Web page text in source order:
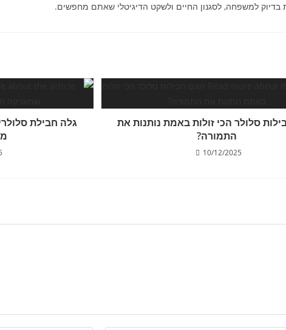
למשפחה, לסגנון החיים ולשקט הדיגיטלי שאתם מחפשים.
גלה חבילת
סלולר הכי זולות באמת נותנות את
התמורה?
10/12/2025